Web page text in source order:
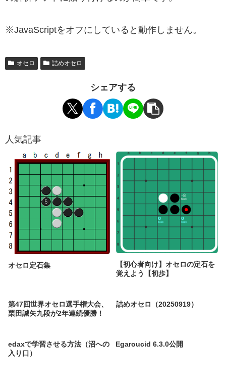
※JavaScriptをオフにしていると動作しません。
オセロ 詰めオセロ
シェアする
人気記事
オセロ定石集
【初心者向け】オセロの定石を
覚えよう【初歩】
第47回世界オセロ選手権大会、
栗田誠矢九段が2年連続優勝！
詰めオセロ（20250919）
edaxで学習させる方法（沼への
入り口）
Egaroucid 6.3.0公開